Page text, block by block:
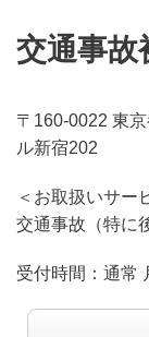
交通事故
〒160-0022 東
ル新宿202
＜お取扱いサー
交通事故（特に
受付時間： 通常